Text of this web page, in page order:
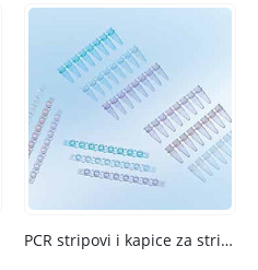
PCR stripovi i kapice za stripove